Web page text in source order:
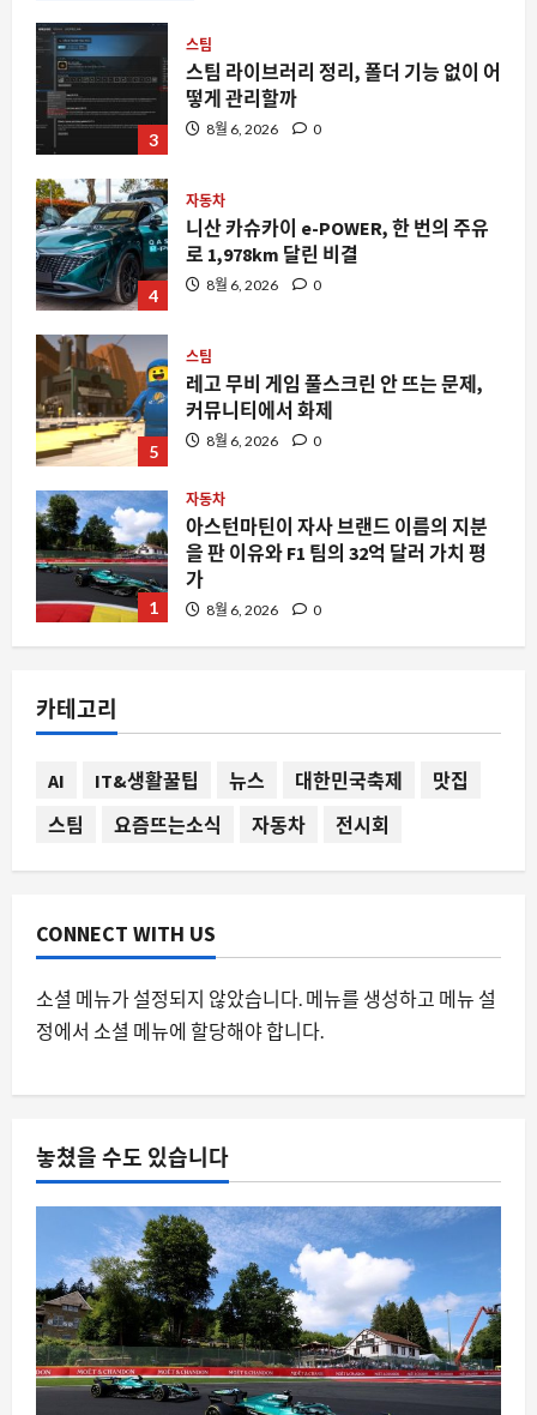
3
스팀
스팀 라이브러리 정리, 폴더 기능 없이 어
떻게 관리할까
8월 6, 2026 0
4
자동차
니산 카슈카이 e-POWER, 한 번의 주유
로 1,978km 달린 비결
8월 6, 2026 0
5
스팀
레고 무비 게임 풀스크린 안 뜨는 문제,
커뮤니티에서 화제
8월 6, 2026 0
1
자동차
아스턴마틴이 자사 브랜드 이름의 지분
을 판 이유와 F1 팀의 32억 달러 가치 평
가
8월 6, 2026 0
결
스팀
떻게 관리할까
니산 카슈카이 e-POWER, 한 번의 주유
로 1,978km 달린 비결
5
레고 무비 게임 풀스크린 안 뜨는 문제,
커뮤니티에서 화제
8월 6, 2026 0
카테고리
AI IT&생활꿀팁 뉴스 대한민국축제
맛집
스팀
요즘뜨는소식 자동차 전시회
CONNECT WITH US
소셜 메뉴가 설정되지 않았습니다. 메뉴를 생성하고 메뉴 설
정에서 소셜 메뉴에 할당해야 합니다.
놓쳤을 수도 있습니다